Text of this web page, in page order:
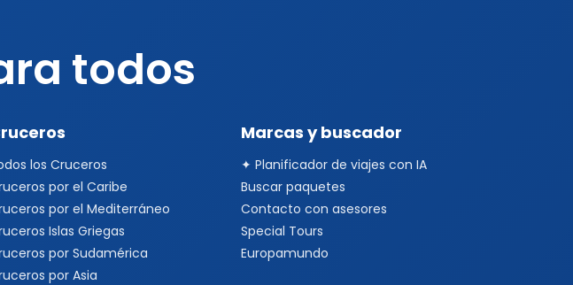
todos
los Cruceros
por el Caribe
por el Mediterráneo
Islas Griegas
por Sudamérica
por Asia
Marcas y buscador
✦ Planificador de viajes con IA
Buscar paquetes
Contacto con asesores
Special Tours
Europamundo